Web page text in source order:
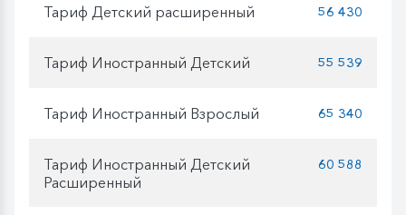
Тариф Детский расширенный 56 430
Тариф Иностранный Детский 55 539
Тариф Иностранный Взрослый 65 340
Тариф Иностранный Детский
Расширенный
60 588